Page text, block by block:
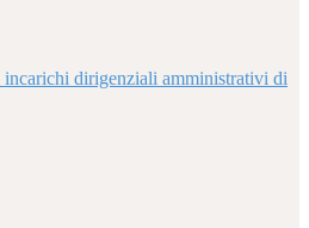
dirigenziali amministrativi di